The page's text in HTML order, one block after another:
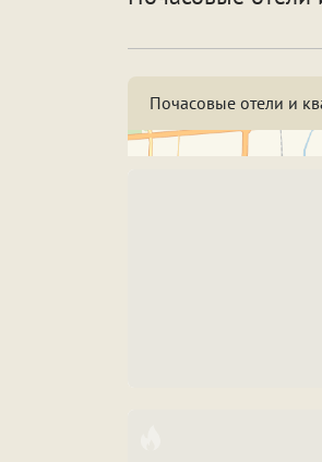
Срок аренды
Почасовые отели и